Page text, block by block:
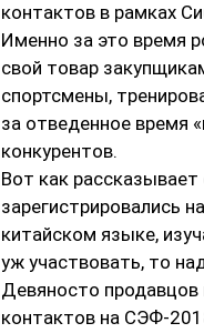
контактов в рамках
Именно за это время
свой товар
спортсмены,
за отведенное время
конкурентов.
Вот как
зарегистрировались
китайском языке,
уж участвовать, то
Девяносто продавцов
контактов на СЭФ-